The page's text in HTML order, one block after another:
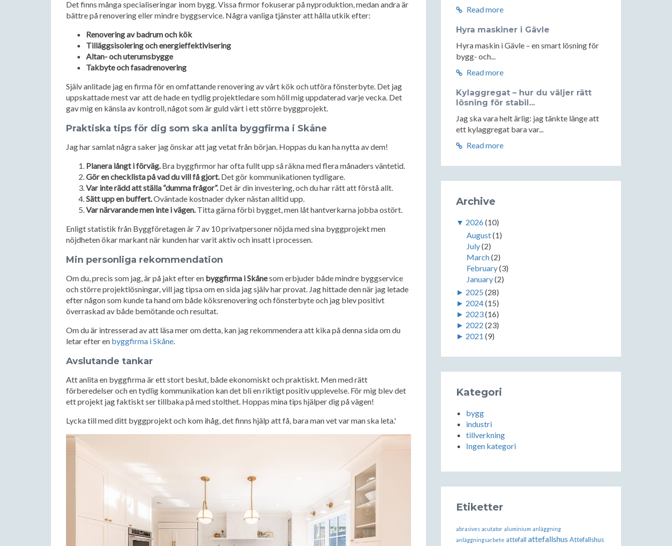
Det finns många specialiseringar inom bygg. Vissa firmor fokuserar på nyproduktion, medan andra är
bättre på renovering eller mindre byggservice. Några vanliga tjänster att hålla utkik efter:
Renovering av badrum och kök
Tilläggsisolering och energieffektivisering
Altan- och uterumsbygge
Takbyte och fasadrenovering
Själv anlitade jag en firma för en omfattande renovering av vårt kök och utföra fönsterbyte. Det jag
uppskattade mest var att de hade en tydlig projektledare som höll mig uppdaterad varje vecka. Det
gav mig en känsla av kontroll, något som är guld värt i ett större byggprojekt.
Praktiska tips för dig som ska anlita byggfirma i Skåne
Jag har samlat några saker jag önskar att jag vetat från början. Hoppas du kan ha nytta av dem!
Planera långt i förväg.Bra byggfirmor har ofta fullt upp så räkna med flera månaders väntetid.
Gör en checklista på vad du vill få gjort.Det gör kommunikationen tydligare.
Var inte rädd att ställa “dumma frågor”.Det är din investering, och du har rätt att förstå allt.
Sätt upp en buffert.Oväntade kostnader dyker nästan alltid upp.
Var närvarande men inte i vägen.Titta gärna förbi bygget, men låt hantverkarna jobba ostört.
Enligt statistik från Byggföretagen är 7 av 10 privatpersoner nöjda med sina byggprojekt men
nöjdheten ökar markant när kunden har varit aktiv och insatt i processen.
Min personliga rekommendation
Om du, precis som jag, är på jakt efter en byggfirma i Skånesom erbjuder både mindre byggservice
och större projektlösningar, vill jag tipsa om en sida jag själv har provat. Jag hittade den när jag letade
efter någon som kunde ta hand om både köksrenovering och fönsterbyte och jag blev positivt
överraskad av både bemötande och resultat.
Om du är intresserad av att läsa mer om detta, kan jag rekommendera att kika på denna sida om du
letar efter en byggfirma i Skåne.
Avslutande tankar
Att anlita en byggfirma är ett stort beslut, både ekonomiskt och praktiskt. Men med rätt
förberedelser och en tydlig kommunikation kan det bli en riktigt positiv upplevelse. För mig blev det
ett projekt jag faktiskt ser tillbaka på med stolthet. Hoppas mina tips hjälper dig på vägen!
Lycka till med ditt byggprojekt och kom ihåg, det finns hjälp att få, bara man vet var man ska leta.'
Read more
Hyra maskiner i Gävle
Hyra maskin i Gävle – en smart lösning för
bygg- och...
Read more
Kylaggregat – hur du väljer rätt
lösning för stabil...
Jag ska vara helt ärlig: jag tänkte länge att
ett kylaggregat bara var...
Read more
Archive
▼ 2026(10)
August(1)
July(2)
March(2)
February(3)
January(2)
► 2025 (28)
► 2024(15)
► 2023(16)
► 2022 (23)
► 2021 (9)
Kategori
bygg
industri
tillverkning
Ingen kategori
Etiketter
abrasives acutator aluminium anläggning
anläggningsarbete attefall attefallshus Attefallshus